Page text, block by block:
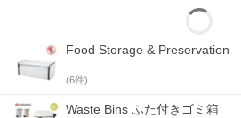
Food Storage & Preservation
(6件)
Waste Bins ふた付きゴミ箱